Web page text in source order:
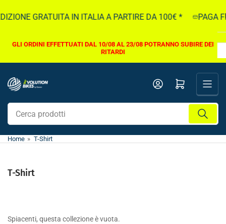
direttamente
contenuti
GRATUITA IN ITALIA A PARTIRE DA 100€ * PAGA
GLI ORDINI EFFETTUATI DAL 10/08 AL 23/08 POTRANNO SUBIRE DEI
RITARDI
Cerca
prodotti
Apri il mini carrello
Home » T-Shirt
T-Shirt
Spiacenti, questa collezione è vuota.